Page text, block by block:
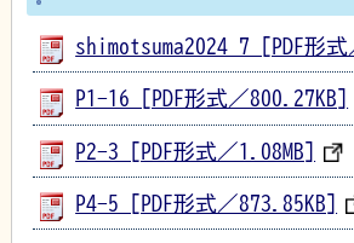
shimotsuma2024_7 [PDF形式
P1-16 [PDF形式／800.27KB]
P2-3 [PDF形式／1.08MB]
P4-5 [PDF形式／873.85KB]